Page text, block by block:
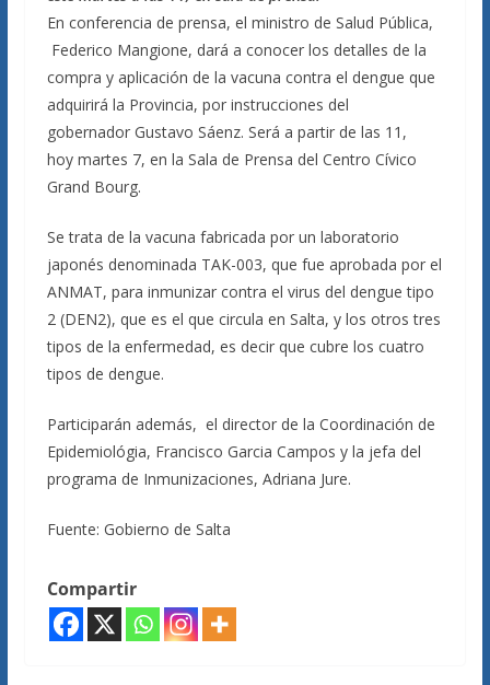
En conferencia de prensa, el ministro de Salud Pública,
Federico Mangione, dará a conocer los detalles de la
compra y aplicación de la vacuna contra el dengue que
adquirirá la Provincia, por instrucciones del
gobernador Gustavo Sáenz. Será a partir de las 11,
hoy martes 7, en la Sala de Prensa del Centro Cívico
Grand Bourg.
Se trata de la vacuna fabricada por un laboratorio
japonés denominada TAK-003, que fue aprobada por el
ANMAT, para inmunizar contra el virus del dengue tipo
2 (DEN2), que es el que circula en Salta, y los otros tres
tipos de la enfermedad, es decir que cubre los cuatro
tipos de dengue.
Participarán además, el director de la Coordinación de
Epidemiológia, Francisco Garcia Campos y la jefa del
programa de Inmunizaciones, Adriana Jure.
Fuente: Gobierno de Salta
Compartir